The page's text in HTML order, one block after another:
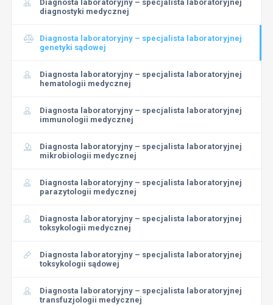
Diagnosta laboratoryjny – specjalista laboratoryjnej
diagnostyki medycznej
Diagnosta laboratoryjny – specjalista laboratoryjnej
genetyki sądowej
Diagnosta laboratoryjny – specjalista laboratoryjnej
hematologii medycznej
Diagnosta laboratoryjny – specjalista laboratoryjnej
immunologii medycznej
Diagnosta laboratoryjny – specjalista laboratoryjnej
mikrobiologii medycznej
Diagnosta laboratoryjny – specjalista laboratoryjnej
parazytologii medycznej
Diagnosta laboratoryjny – specjalista laboratoryjnej
toksykologii medycznej
Diagnosta laboratoryjny – specjalista laboratoryjnej
toksykologii sądowej
Diagnosta laboratoryjny – specjalista laboratoryjnej
transfuzjologii medycznej